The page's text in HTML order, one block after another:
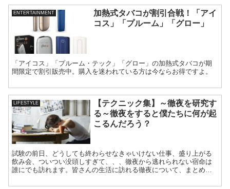
ENTERTAINMENT
加熱式タバコが割引合戦！「アイ
コス」「プルーム」「グロー」
「アイコス」「プルーム・テック」「グロー」の加熱式タバコが期
間限定で割引販売中。購入を迷われている方は今ならお得ですよ。
LIFESTYLE
【テクニック集】～徹夜を研究す
る～徹夜をすると僕たちに何が起
こるんだろう？
試験の前日、どうしても終わらせなきゃいけない仕事、盛り上がる
飲み会、ついつい没頭しすぎて、、、徹夜から逃れられない宿命は
誰にでも訪れます。皆さんの生活に訪れる徹夜について、まとめて